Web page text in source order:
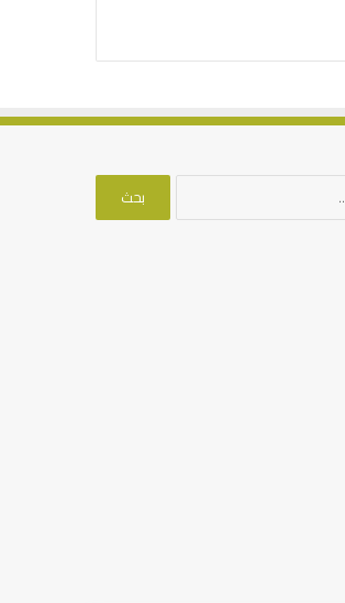
البحث